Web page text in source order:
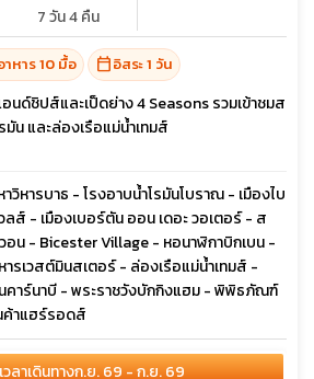
฿ ดูรายละเอียดarrow_forward
เปลี่ยนเวรทหารรักษาพระองค์
กาบิกเบน (อิสระ 1 วัน)